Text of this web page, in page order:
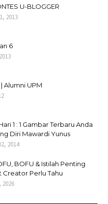
U-BLOGGER
2013
6
Alumni UPM
1 : 1 Gambar Terbaru Anda
Diri Mawardi Yunus
2014
BOFU & Istilah Penting
Creator Perlu Tahu
2026